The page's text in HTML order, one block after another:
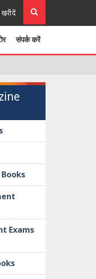
खरीदें
संपर्क करें
Exams